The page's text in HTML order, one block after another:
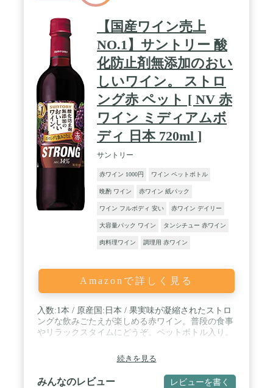
【国産ワイン売上
NO.1】サントリー 酸
化防止剤無添加のおい
しいワイン。 ストロ
ング赤 ペット [ NV 赤
ワイン ミディアムボ
ディ 日本 720ml ]
サントリー
赤ワイン 1000円 ワイン ペットボトル
晩酌 ワイン 赤ワイン 紙パック
ワイン フルボディ 安い 赤ワイン デイリー
大容量パック ワイン タンシチュー 赤ワイン
肉料理ワイン 調理用 赤ワイン
Amazonで詳しく見る
入数:1本 / 原産国:日本 / 果実味が凝縮されたストロ
ングな飲みごたえが楽しめる赤ワイン。普段の食事
やリラックスタイムにどうぞ。ペットボトル入り。
続きを見る
みんなのレビュー レビューを書く